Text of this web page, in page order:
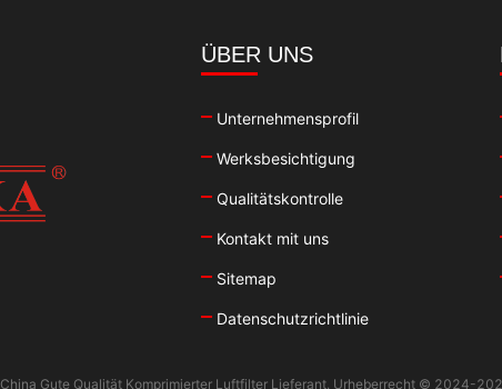
ÜBER UNS
Unternehmensprofil
Werksbesichtigung
Qualitätskontrolle
Kontakt mit uns
Sitemap
Datenschutzrichtlinie
China Gute Qualität Komprimierter Luftfilter Lieferant. Urheberrecht © 2024-